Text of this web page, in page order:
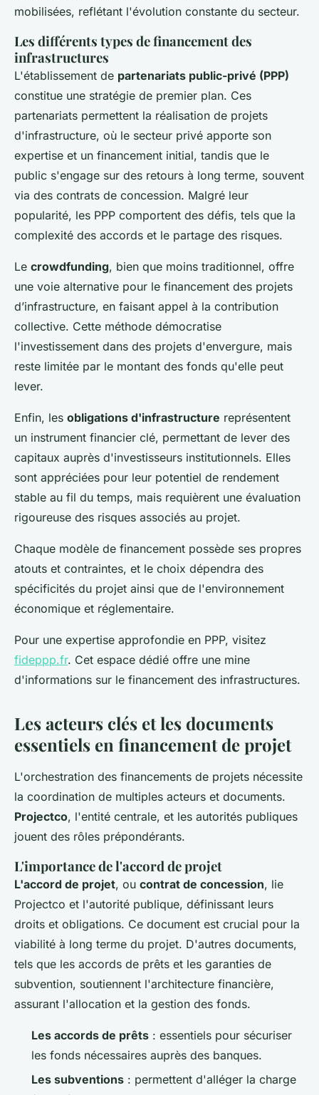
mobilisées, reflétant l'évolution constante du secteur.
Les différents types de financement des
infrastructures
L'établissement de partenariats public-privé (PPP)
constitue une stratégie de premier plan. Ces
partenariats permettent la réalisation de projets
d'infrastructure, où le secteur privé apporte son
expertise et un financement initial, tandis que le
public s'engage sur des retours à long terme, souvent
via des contrats de concession. Malgré leur
popularité, les PPP comportent des défis, tels que la
complexité des accords et le partage des risques.
Le crowdfunding, bien que moins traditionnel, offre
une voie alternative pour le financement des projets
d’infrastructure, en faisant appel à la contribution
collective. Cette méthode démocratise
l'investissement dans des projets d'envergure, mais
reste limitée par le montant des fonds qu'elle peut
lever.
Enfin, les obligations d'infrastructure représentent
un instrument financier clé, permettant de lever des
capitaux auprès d'investisseurs institutionnels. Elles
sont appréciées pour leur potentiel de rendement
stable au fil du temps, mais requièrent une évaluation
rigoureuse des risques associés au projet.
Chaque modèle de financement possède ses propres
atouts et contraintes, et le choix dépendra des
spécificités du projet ainsi que de l'environnement
économique et réglementaire.
Pour une expertise approfondie en PPP, visitez
fideppp.fr. Cet espace dédié offre une mine
d'informations sur le financement des infrastructures.
Les acteurs clés et les documents
essentiels en financement de projet
L'orchestration des financements de projets nécessite
la coordination de multiples acteurs et documents.
Projectco, l'entité centrale, et les autorités publiques
jouent des rôles prépondérants.
L'importance de l'accord de projet
L'accord de projet, ou contrat de concession, lie
Projectco et l'autorité publique, définissant leurs
droits et obligations. Ce document est crucial pour la
viabilité à long terme du projet. D'autres documents,
tels que les accords de prêts et les garanties de
subvention, soutiennent l'architecture financière,
assurant l'allocation et la gestion des fonds.
Les accords de prêts : essentiels pour sécuriser
les fonds nécessaires auprès des banques.
Les subventions : permettent d'alléger la charge